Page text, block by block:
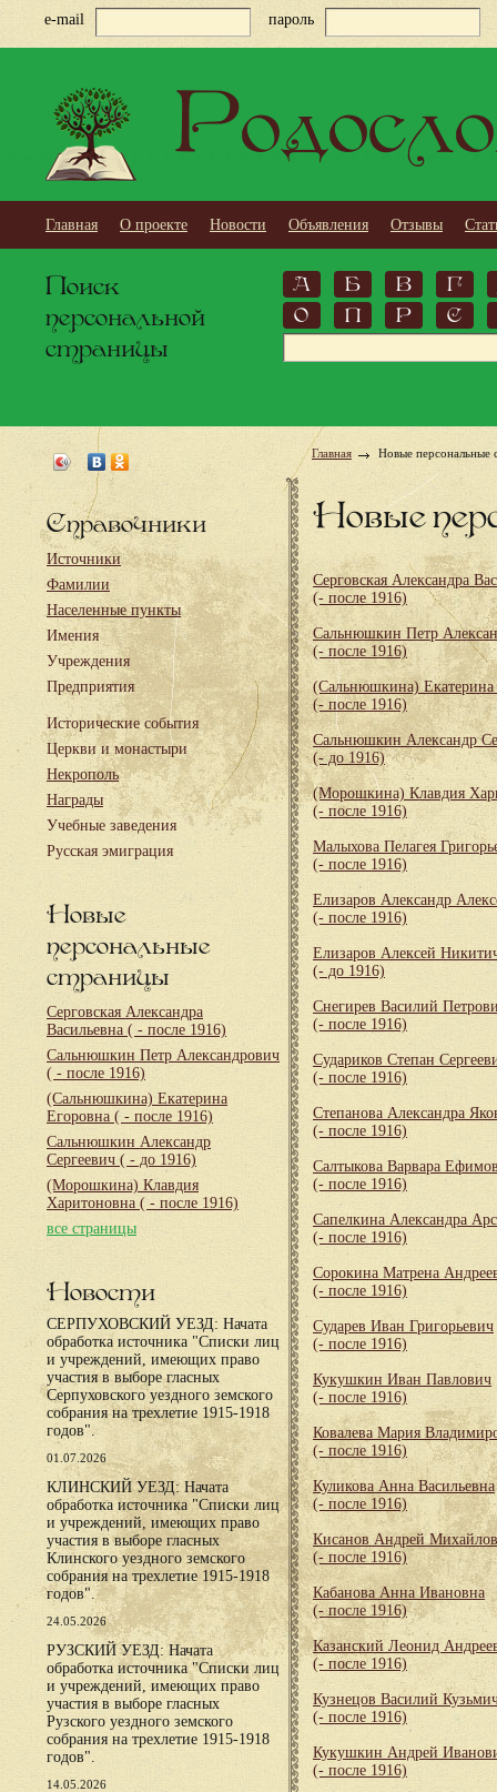
e-mail пароль
Главная О проекте Новости Объявления Отзывы
Поиск
персональной
страницы
А Б В
Г
О
П Р С
Справочники
Источники
Фамилии
Населенные пункты
Имения
Учреждения
Предприятия
Исторические события
Церкви и монастыри
Некрополь
Награды
Учебные заведения
Русская эмиграция
Новые
персональные
страницы
Серговская Александра
Васильевна ( - после 1916)
Сальнюшкин Петр Александрович
( - после 1916)
(Сальнюшкина) Екатерина
Егоровна ( - после 1916)
Сальнюшкин Александр
Сергеевич ( - до 1916)
(Морошкина) Клавдия
Харитоновна ( - после 1916)
все страницы
Новости
СЕРПУХОВСКИЙ УЕЗД: Начата
обработка источника "Списки лиц
и учреждений, имеющих право
участия в выборе гласных
Серпуховского уездного земского
собрания на трехлетие 1915-1918
годов".
01.07.2026
КЛИНСКИЙ УЕЗД: Начата
обработка источника "Списки лиц
и учреждений, имеющих право
участия в выборе гласных
Клинского уездного земского
собрания на трехлетие 1915-1918
годов".
24.05.2026
РУЗСКИЙ УЕЗД: Начата
обработка источника "Списки лиц
и учреждений, имеющих право
участия в выборе гласных
Рузского уездного земского
собрания на трехлетие 1915-1918
годов".
14.05.2026
Главная Новые персональные
Новые
Серговская Александра
(- после 1916)
Сальнюшкин Петр
(- после 1916)
(Сальнюшкина) Екатерина
(- после 1916)
Сальнюшкин Александр
(- до 1916)
(Морошкина) Клавдия
(- после 1916)
Малыхова Пелагея
(- после 1916)
Елизаров Александр
(- после 1916)
Елизаров Алексей
(- до 1916)
Снегирев Василий
(- после 1916)
Судариков Степан
(- после 1916)
Степанова Александра
(- после 1916)
Салтыкова Варвара
(- после 1916)
Сапелкина Александра
(- после 1916)
Сорокина Матрена
(- после 1916)
Сударев Иван Григорьевич
(- после 1916)
Кукушкин Иван Павлович
(- после 1916)
Ковалева Мария
(- после 1916)
Куликова Анна Васильевна
(- после 1916)
Кисанов Андрей
(- после 1916)
Кабанова Анна Ивановна
(- после 1916)
Казанский Леонид
(- после 1916)
Кузнецов Василий
(- после 1916)
Кукушкин Андрей
(- после 1916)